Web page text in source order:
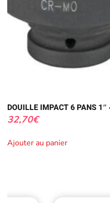
DOUILLE IMPACT 6 PANS
32,70€
Ajouter au panier